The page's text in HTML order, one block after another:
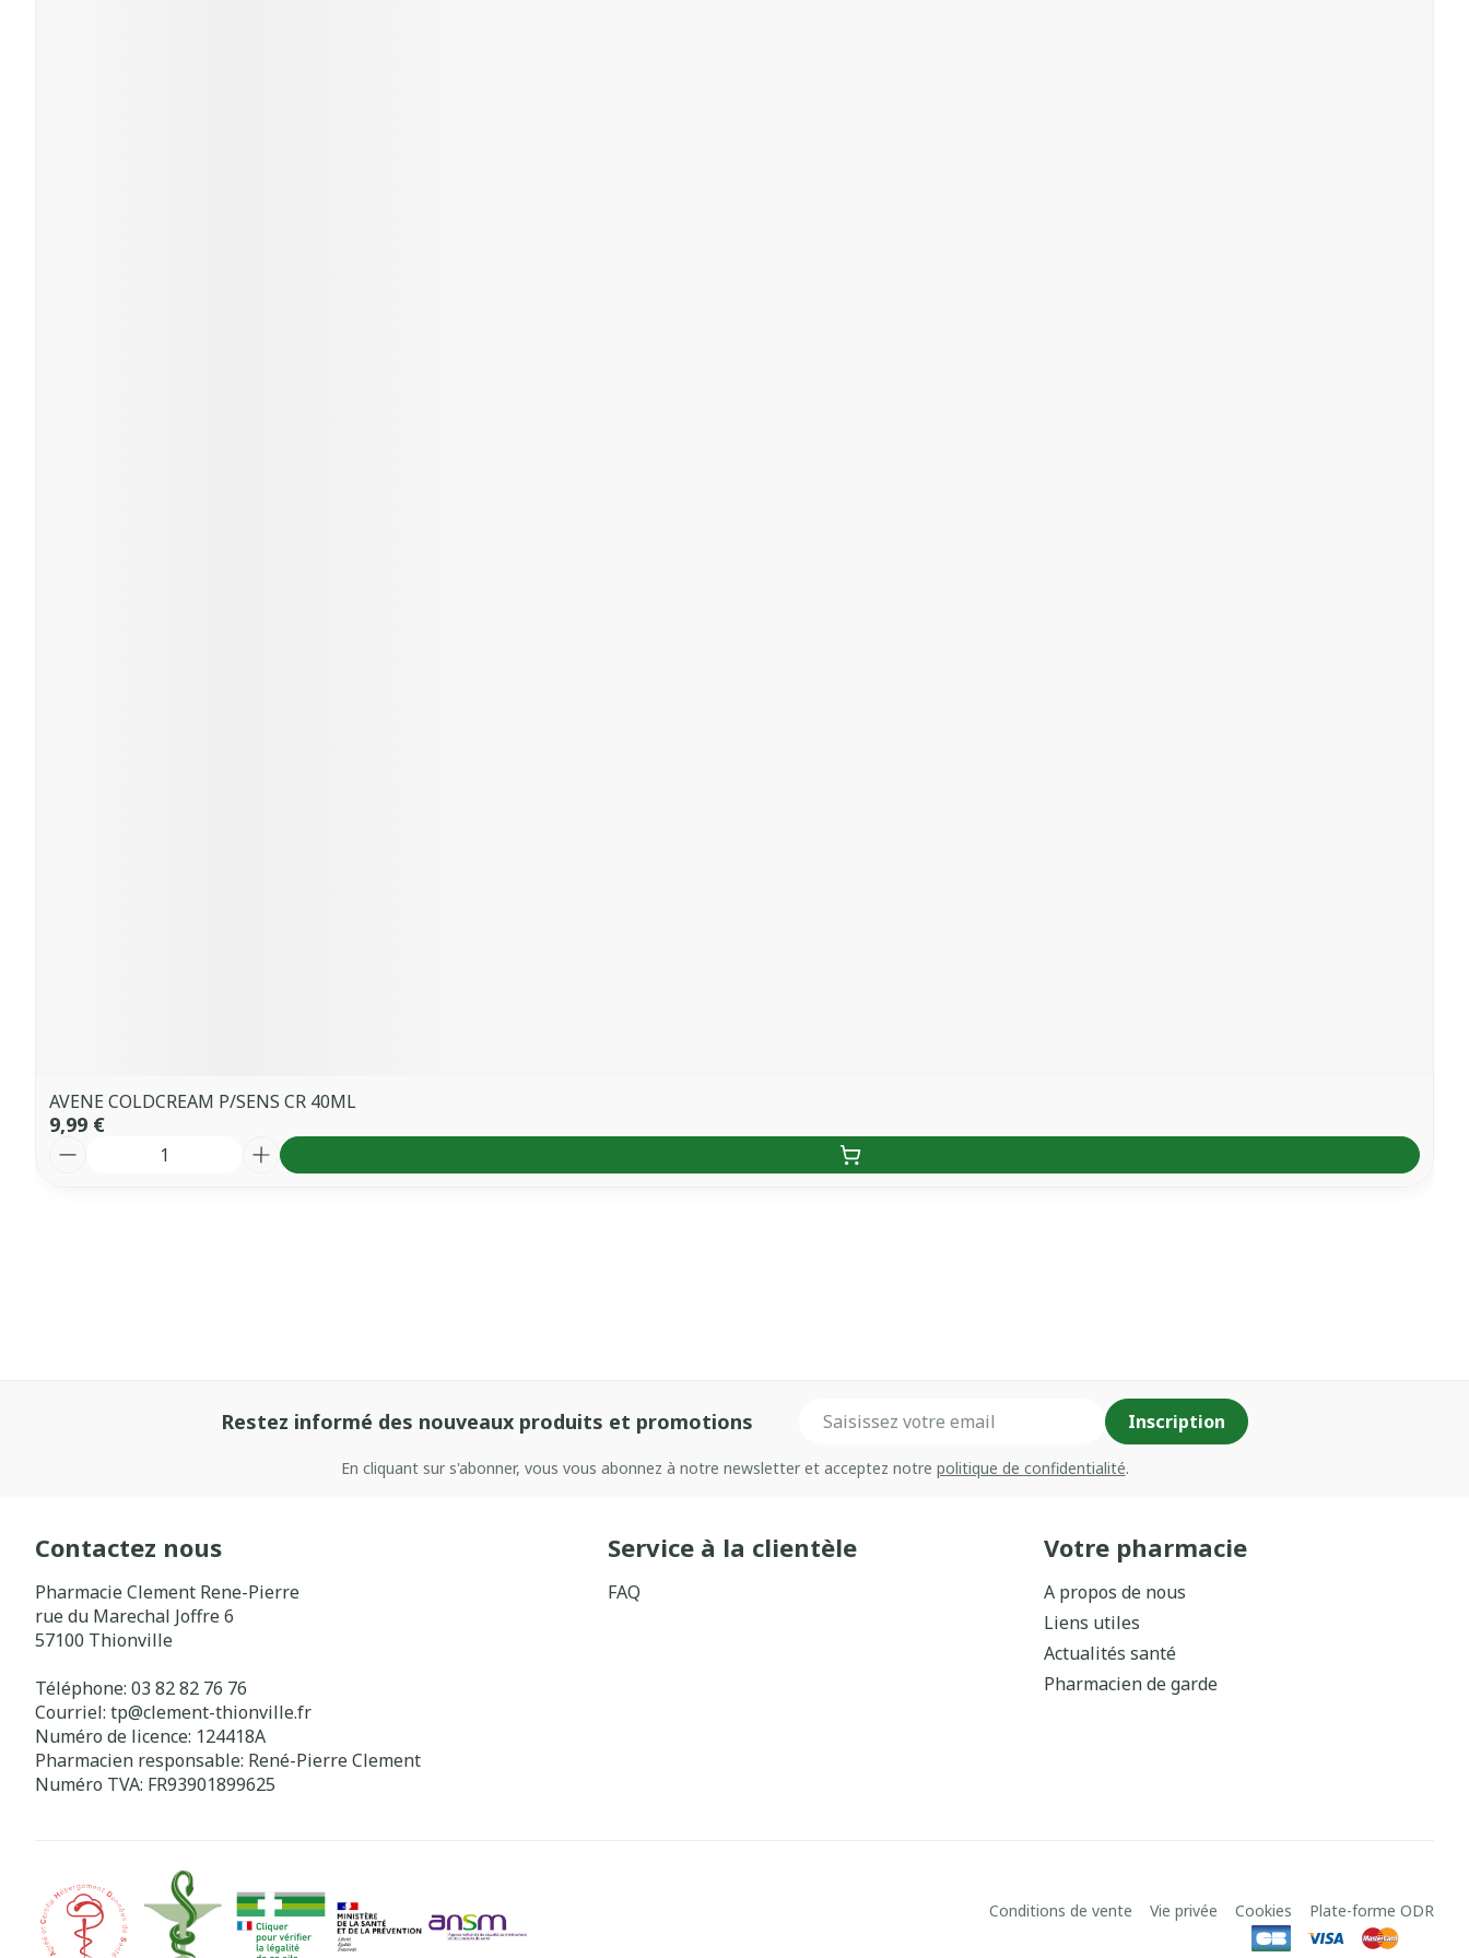
AVENE COLDCREAM P/SENS CR 40ML
9,99 €
Restez informé des nouveaux produits et promotions Inscription
En cliquant sur s'abonner, vous vous abonnez à notre newsletter et acceptez notre politique de confidentialité.
Contactez nous
Pharmacie Clement Rene-Pierre
rue du Marechal Joffre 6
57100 Thionville
Téléphone: 03 82 82 76 76
Courriel: tp@clement-thionville.fr
Numéro de licence: 124418A
Pharmacien responsable: René-Pierre Clement
Numéro TVA: FR93901899625
Service à la clientèle
FAQ
Votre pharmacie
A propos de nous
Liens utiles
Actualités santé
Pharmacien de garde
Conditions de vente Vie privée Cookies Plate-forme ODR